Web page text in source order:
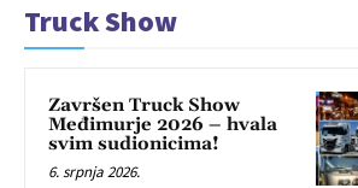
Truck Show
Završen Truck Show
Međimurje 2026 – hvala
svim sudionicima!
6. srpnja 2026.